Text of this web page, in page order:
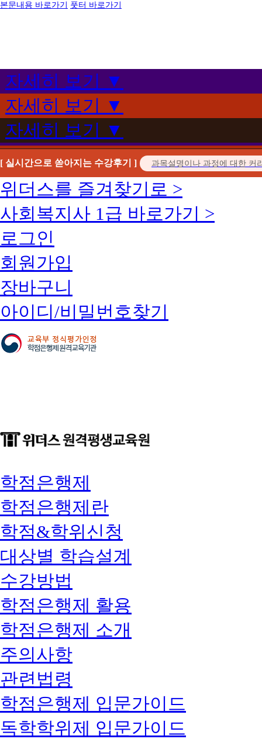
본문내용 바로가기 풋터 바로가기
자세히 보기 ▼
자세히 보기 ▼
자세히 보기 ▼
[ 실시간으로 쏟아지는 수강후기 ]
위더스를 즐겨찾기로 >
사회복지사 1급 바로가기 >
로그인
회원가입
장바구니
아이디/비밀번호찾기
학점은행제
학점은행제란
학점&학위신청
대상별 학습설계
수강방법
학점은행제 활용
학점은행제 소개
주의사항
관련법령
학점은행제 입문가이드
독학학위제 입문가이드